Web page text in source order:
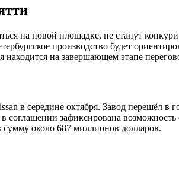
на новой площадке, не станут
производство будет
на завершающем этапе
в середине октября. Завод перешёл
зафиксирована
сумму около 687 миллионов долларов.